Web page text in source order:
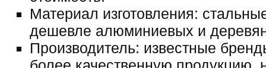
Материал изготовления:
дешевле алюминиевых и
Производитель: известные